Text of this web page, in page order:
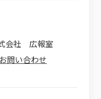
会社 広報室
お問い合わせ